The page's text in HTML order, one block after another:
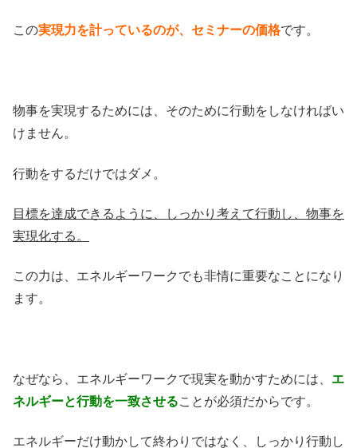
この実現力を計っているのが、セミナーの価格です。
物事を実現するためには、そのために行動をしなければい
けません。
行動をするだけではダメ。
目標を達成できるように、しっかり考えて行動し、物事を
実現化する。
この力は、エネルギーワークでも非情に重要なことになり
ます。
なぜなら、エネルギーワークで現実を動かすためには、 エ
ネルギーと行動を一致させることが必須だからです。
エネルギーだけ動かして終わりではなく、しっかり行動し